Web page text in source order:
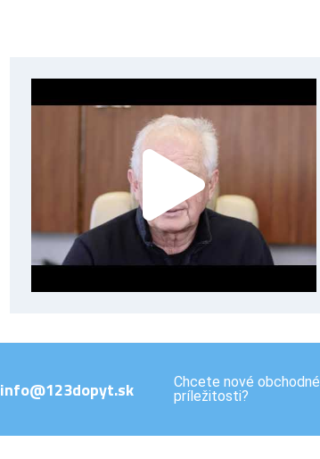
info@123dopyt.sk
Chcete nové obchodné
príležitosti?